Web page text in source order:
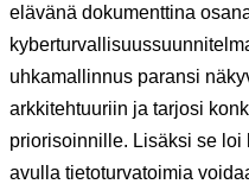
elävänä dokumenttina
uhkamallinnus paransi
arkkitehtuuriin ja tarjosi
priorisoinnille. Lisäksi se loi
avulla tietoturvatoimia